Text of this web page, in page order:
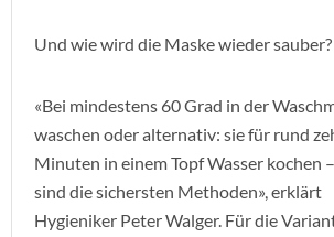
Und wie wird die Maske wieder sauber?
«Bei mindestens 60 Grad in der
waschen oder alternativ: sie für rund
Minuten in einem Topf Wasser kochen
sind die sichersten Methoden», erklärt
Hygieniker Peter Walger. Für die